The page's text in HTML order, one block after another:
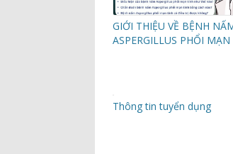
GIỚI THIỆU VỀ BỆNH
ASPERGILLUS PHỔI
Thông tin tuyển dụng